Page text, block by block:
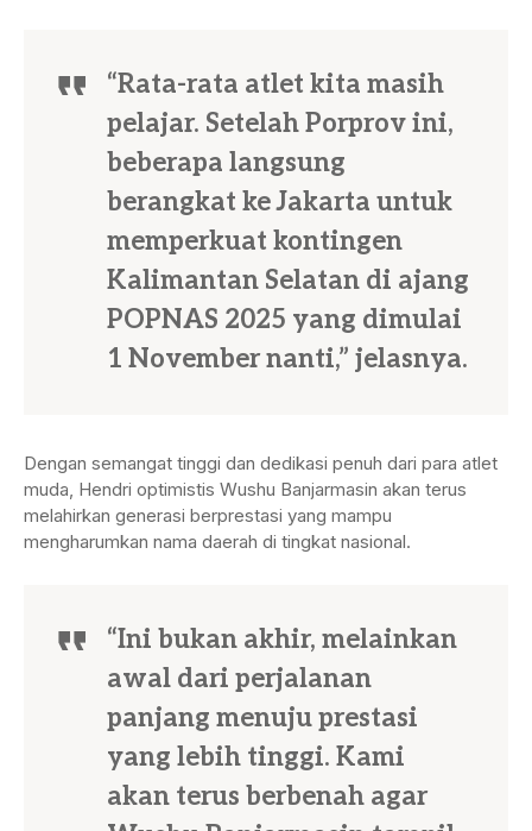
“Rata-rata atlet kita masih
pelajar. Setelah Porprov ini,
beberapa langsung
berangkat ke Jakarta untuk
memperkuat kontingen
Kalimantan Selatan di ajang
POPNAS 2025 yang dimulai
1 November nanti,” jelasnya.
Dengan semangat tinggi dan dedikasi penuh dari para atlet
muda, Hendri optimistis Wushu Banjarmasin akan terus
melahirkan generasi berprestasi yang mampu
mengharumkan nama daerah di tingkat nasional.
“Ini bukan akhir, melainkan
awal dari perjalanan
panjang menuju prestasi
yang lebih tinggi. Kami
akan terus berbenah agar